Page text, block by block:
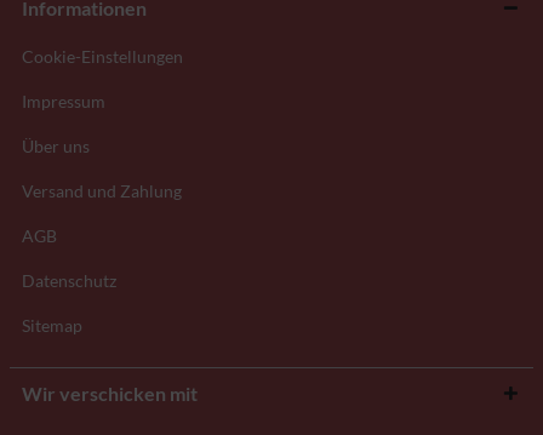
Informationen
Cookie-Einstellungen
Impressum
Über uns
Versand und Zahlung
AGB
Datenschutz
Sitemap
Wir verschicken mit